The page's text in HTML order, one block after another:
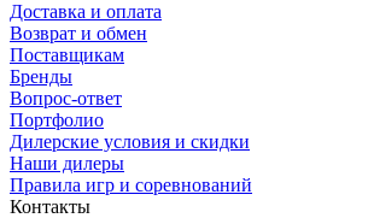
Доставка и оплата
Возврат и обмен
Поставщикам
Бренды
Вопрос-ответ
Портфолио
Дилерские условия и скидки
Наши дилеры
Правила игр и соревнований
Контакты